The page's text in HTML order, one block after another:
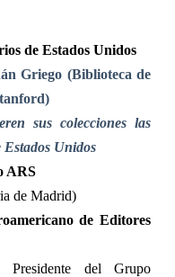
de Estados Unidos
Griego (Biblioteca de
sus colecciones las
Estados Unidos
ARS
de Madrid)
de Editores
Presidente del Grupo